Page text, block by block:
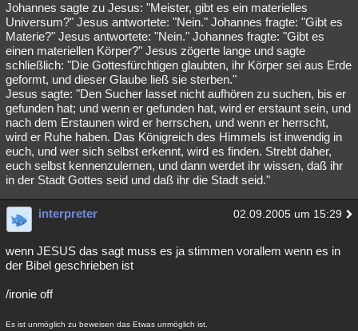
Johannes sagte zu Jesus: "Meister, gibt es ein materielles
Universum?" Jesus antwortete: "Nein." Johannes fragte: "Gibt es
Materie?" Jesus antwortete: "Nein." Johannes fragte: "Gibt es
einen materiellen Körper?" Jesus zögerte lange und sagte
schließlich: "Die Gottesfürchtigen glaubten, ihr Körper sei aus Erde
geformt, und dieser Glaube ließ sie sterben."
Jesus sagte: "Den Sucher lasset nicht aufhören zu suchen, bis er
gefunden hat; und wenn er gefunden hat, wird er erstaunt sein, und
nach dem Erstaunen wird er herrschen, und wenn er herrscht,
wird er Ruhe haben. Das Königreich des Himmels ist inwendig in
euch, und wer sich selbst erkennt, wird es finden. Strebt daher,
euch selbst kennenzulernen, und dann werdet ihr wissen, daß ihr
in der Stadt Gottes seid und daß ihr die Stadt seid."
interpreter 02.09.2005 um 15:29
wenn JESUS das sagt muss es ja stimmen vorallem wenn es in
der Bibel geschrieben ist
/ironie off
Es ist unmöglich zu beweisen das Etwas unmöglich ist.